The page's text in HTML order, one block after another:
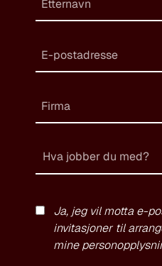
Hva jobber du med?
Ja, jeg vil motta e-
invitasjoner til
mine